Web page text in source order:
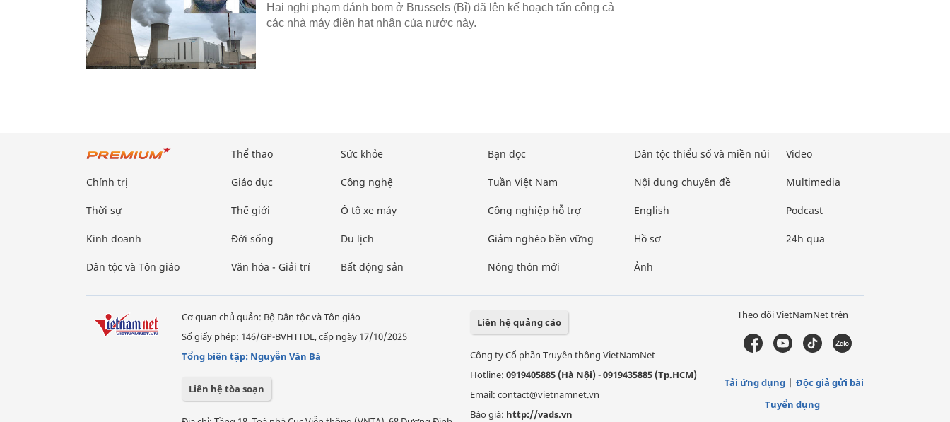
Hai nghi phạm đánh bom ở Brussels (Bỉ) đã lên kế hoạch tấn công cả
các nhà máy điện hạt nhân của nước này.
Chính trị
Thời sự
Kinh doanh
Dân tộc và Tôn giáo
Thể thao
Giáo dục
Thế giới
Đời sống
Văn hóa - Giải trí
Sức khỏe
Công nghệ
Ô tô xe máy
Du lịch
Bất động sản
Bạn đọc
Tuần Việt Nam
Công nghiệp hỗ trợ
Giảm nghèo bền vững
Nông thôn mới
Dân tộc thiểu số và miền núi
Nội dung chuyên đề
English
Hồ sơ
Ảnh
Video
Multimedia
Podcast
24h qua
Cơ quan chủ quản: Bộ Dân tộc và Tôn giáo
Số giấy phép: 146/GP-BVHTTDL, cấp ngày 17/10/2025
Tổng biên tập: Nguyễn Văn Bá
Liên hệ tòa soạn
Liên hệ quảng cáo
Công ty Cổ phần Truyền thông VietNamNet
Hotline: 0919405885 (Hà Nội)-0919435885 (Tp.HCM)
Email: contact@vietnamnet.vn
Báo giá: http://vads.vn
Theo dõi VietNamNet trên
Tải ứng dụng
Độc giả gửi bài
Tuyển dụng